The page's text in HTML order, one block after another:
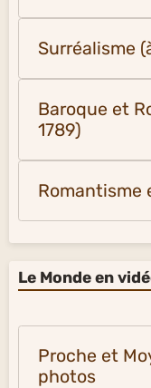
Surréalisme
Baroque et
1789)
Romantisme
Le Monde en
Proche et
photos